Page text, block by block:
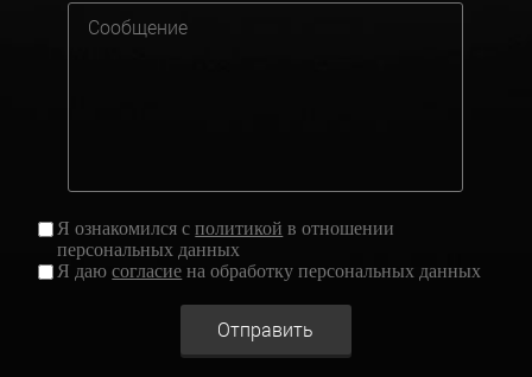
Я ознакомился сполитикой в отношении
персональных данных
Я даюсогласие на обработку персональных данных
Отправить